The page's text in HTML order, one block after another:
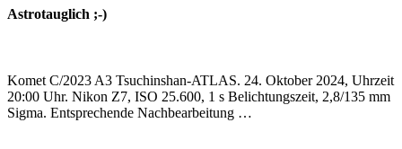
Astrotauglich ;-)
Komet C/2023 A3 Tsuchinshan-ATLAS. 24. Oktober 2024, Uhrzeit
20:00 Uhr. Nikon Z7, ISO 25.600, 1 s Belichtungszeit, 2,8/135 mm
Sigma. Entsprechende Nachbearbeitung …